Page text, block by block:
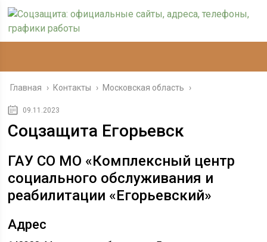
Главная › Контакты › Московская область ›
09.11.2023
Соцзащита Егорьевск
ГАУ СО МО «Комплексный центр
социального обслуживания и
реабилитации «Егорьевский»
Адрес